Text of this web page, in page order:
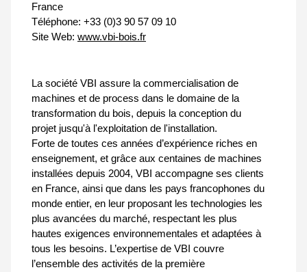
France
Téléphone: +33 (0)3 90 57 09 10
Site Web: www.vbi-bois.fr
La société VBI assure la commercialisation de
machines et de process dans le domaine de la
transformation du bois, depuis la conception du
projet jusqu'à l'exploitation de l'installation.
Forte de toutes ces années d’expérience riches en
enseignement, et grâce aux centaines de machines
installées depuis 2004, VBI accompagne ses clients
en France, ainsi que dans les pays francophones du
monde entier, en leur proposant les technologies les
plus avancées du marché, respectant les plus
hautes exigences environnementales et adaptées à
tous les besoins. L’expertise de VBI couvre
l’ensemble des activités de la première